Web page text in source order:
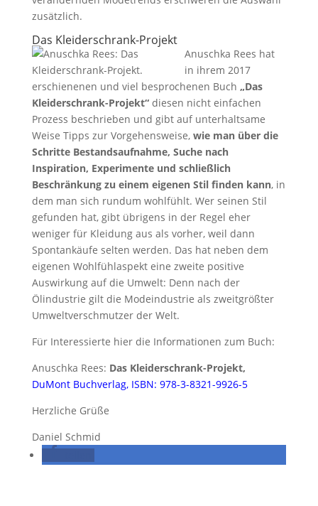
zusätzlich.
Das Kleiderschrank-Projekt
Anuschka Rees hat
in ihrem 2017
erschienenen und viel besprochenen Buch „Das
Kleiderschrank-Projekt“diesen nicht einfachen
Prozess beschrieben und gibt auf unterhaltsame
Weise Tipps zur Vorgehensweise, wie man über die
Schritte Bestandsaufnahme, Suche nach
Inspiration, Experimente und schließlich
Beschränkung zu einem eigenen Stil finden kann, in
dem man sich rundum wohlfühlt. Wer seinen Stil
gefunden hat, gibt übrigens in der Regel eher
weniger für Kleidung aus als vorher, weil dann
Spontankäufe selten werden. Das hat neben dem
eigenen Wohlfühlaspekt eine zweite positive
Auswirkung auf die Umwelt: Denn nach der
Ölindustrie gilt die Modeindustrie als zweitgrößter
Umweltverschmutzer der Welt.
Für Interessierte hier die Informationen zum Buch:
Anuschka Rees: Das Kleiderschrank-Projekt,
DuMont Buchverlag, ISBN: 978-3-8321-9926-5
Herzliche Grüße
Daniel Schmid